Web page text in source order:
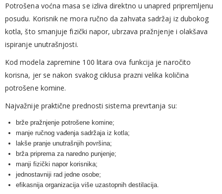
Potrošena voćna masa se izliva direktno u unapred pripremljenu
posudu. Korisnik ne mora ručno da zahvata sadržaj iz dubokog
kotla, što smanjuje fizički napor, ubrzava pražnjenje i olakšava
ispiranje unutrašnjosti.
Kod modela zapremine 100 litara ova funkcija je naročito
korisna, jer se nakon svakog ciklusa prazni velika količina
potrošene komine.
Najvažnije praktične prednosti sistema prevrtanja su:
brže pražnjenje potrošene komine;
manje ručnog vađenja sadržaja iz kotla;
lakše pranje unutrašnjih površina;
brža priprema za naredno punjenje;
manji fizički napor korisnika;
jednostavniji rad jedne osobe;
efikasnija organizacija više uzastopnih destilacija.